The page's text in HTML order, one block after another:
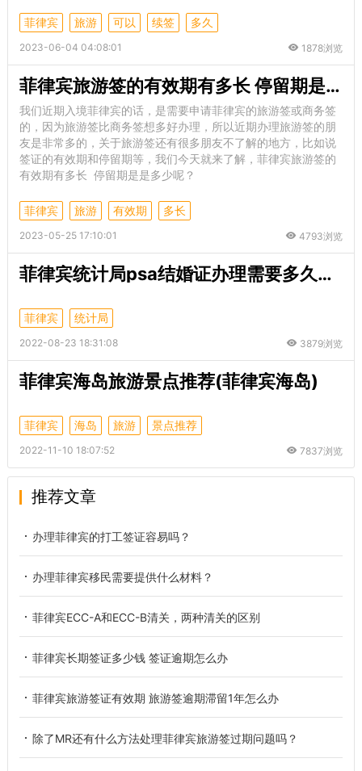
菲律宾 旅游 可以 续签 多久
2023-06-04 04:08:01 1878浏览
菲律宾旅游签的有效期有多长 停留期是是多少呢
我们近期入境菲律宾的话，是需要申请菲律宾的旅游签或商务签
的，因为旅游签比商务签想多好办理，所以近期办理旅游签的朋
友是非常多的，关于旅游签还有很多朋友不了解的地方，比如说
签证的有效期和停留期等，我们今天就来了解，菲律宾旅游签的
有效期有多长 停留期是是多少呢？
菲律宾 旅游 有效期 多长
2023-05-25 17:10:01 4793浏览
菲律宾统计局psa结婚证办理需要多久时间？
菲律宾 统计局
2022-08-23 18:31:08 3879浏览
菲律宾海岛旅游景点推荐(菲律宾海岛)
菲律宾 海岛 旅游 景点推荐
2022-11-10 18:07:52 7837浏览
推荐文章
办理菲律宾的打工签证容易吗？
办理菲律宾移民需要提供什么材料？
菲律宾ECC-A和ECC-B清关，两种清关的区别
菲律宾长期签证多少钱 签证逾期怎么办
菲律宾旅游签证有效期 旅游签逾期滞留1年怎么办
除了MR还有什么方法处理菲律宾旅游签过期问题吗？